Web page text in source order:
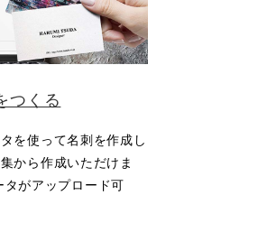
つくる
を使って名刺を作成し
から作成いただけま
タがアップロード可